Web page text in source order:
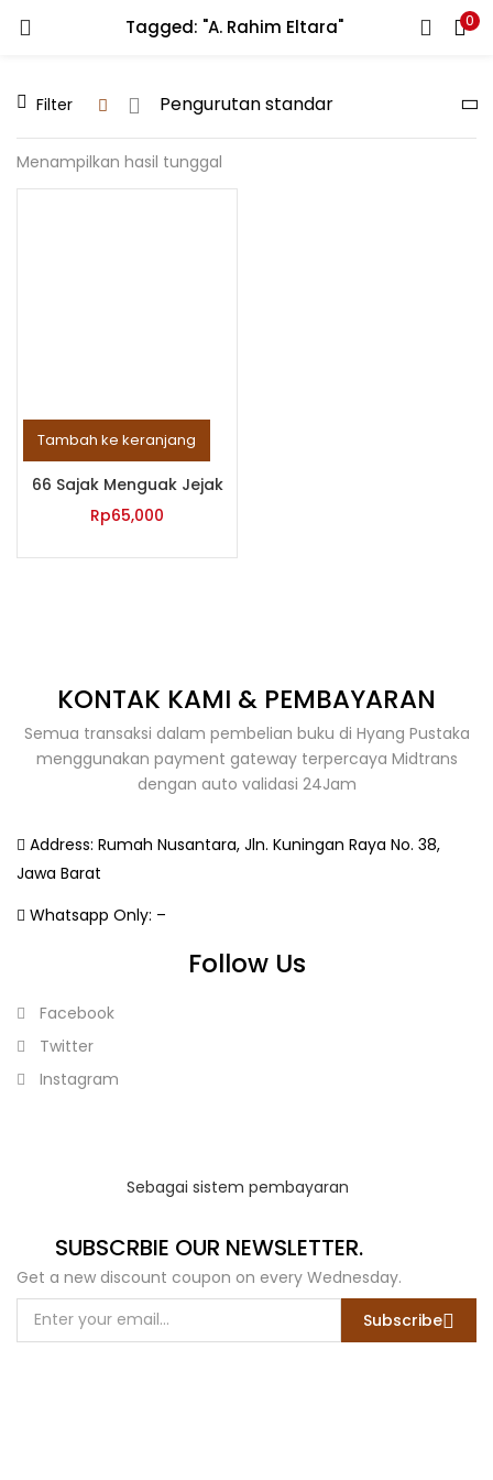
Tagged: "A. Rahim Eltara" 0
LOGIN REGISTER
Enter your username and password to login.
Filter
Menampilkan hasil tunggal
Tambah ke keranjang
66 Sajak Menguak Jejak
Rp65,000
KONTAK KAMI & PEMBAYARAN
Semua transaksi dalam pembelian buku di Hyang Pustaka
menggunakan payment gateway terpercaya Midtrans
dengan auto validasi 24Jam
Address: Rumah Nusantara, Jln. Kuningan Raya No. 38,
Jawa Barat
Whatsapp Only: –
Follow Us
Facebook
Twitter
Instagram
Sebagai sistem pembayaran
SUBSCRBIE OUR NEWSLETTER.
Get a new discount coupon on every Wednesday.
Subscribe